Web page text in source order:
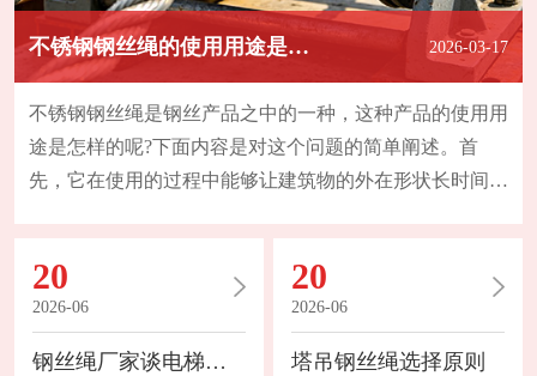
不锈钢钢丝绳的使用用途是怎样的？ 2026-03-17
不锈钢钢丝绳是钢丝产品之中的一种，这种产品的使用用
途是怎样的呢?下面内容是对这个问题的简单阐述。首
先，它在使用的过程中能够让建筑物的外在形状长时间的
产品的使用已经被充分的运用于完整性工程之中以及不透
水工程内。比如说建筑房屋的侧墙以及房屋顶。其次，不
锈钢钢丝绳在使用用途上非常广泛，可以在乡村以及城市
20
2026-06
钢丝绳厂家谈电梯用的钢丝绳有使用年限吗？
20
2026-06
塔吊钢丝绳选择原则